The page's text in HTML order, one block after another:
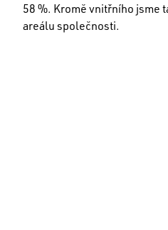
58 %. Kromě vnitřního jsme
areálu společnosti.